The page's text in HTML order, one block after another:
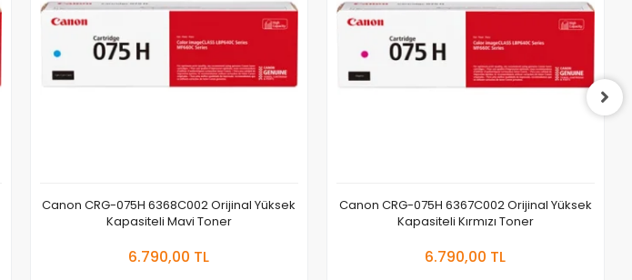
Canon CRG-075H 6368C002 Orijinal Yüksek
Kapasiteli Mavi Toner
6.790,00 TL
Canon CRG-075H 6367C002 Orijinal Yüksek
Kapasiteli Kırmızı Toner
6.790,00 TL